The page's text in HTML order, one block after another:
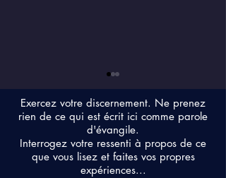
Exercez votre discernement. Ne prenez
rien de ce qui est écrit ici comme parole
d'évangile.
Interrogez votre ressenti à propos de ce
que vous lisez et faites vos propres
expériences...